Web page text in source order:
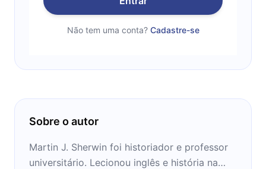
Não tem uma conta? Cadastre-se
Sobre o autor
Martin J. Sherwin foi historiador e professor
universitário. Lecionou inglês e história na